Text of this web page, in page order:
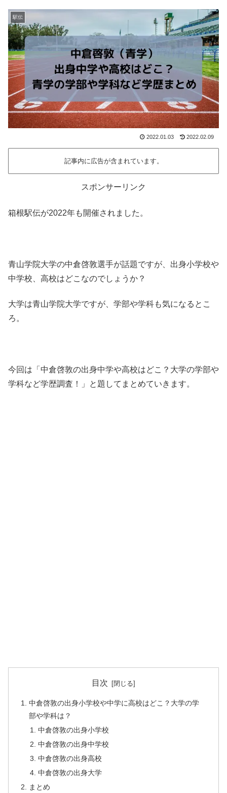
駅伝
2022.01.03 2022.02.09
記事内に広告が含まれています。
スポンサーリンク
箱根駅伝が2022年も開催されました。
青山学院大学の中倉啓敦選手が話題ですが、出身小学校や
中学校、高校はどこなのでしょうか？
大学は青山学院大学ですが、学部や学科も気になるとこ
ろ。
今回は「中倉啓敦の出身中学や高校はどこ？大学の学部や
学科など学歴調査！」と題してまとめていきます。
目次
中倉啓敦の出身小学校や中学に高校はどこ？大学の学
部や学科は？
中倉啓敦の出身小学校
中倉啓敦の出身中学校
中倉啓敦の出身高校
中倉啓敦の出身大学
まとめ